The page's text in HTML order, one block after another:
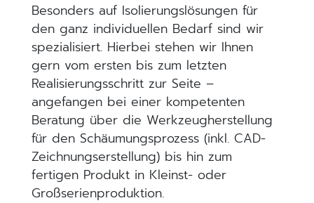
Besonders auf Isolierungslösungen für
den ganz individuellen Bedarf sind wir
spezialisiert. Hierbei stehen wir Ihnen
gern vom ersten bis zum letzten
Realisierungsschritt zur Seite –
angefangen bei einer kompetenten
Beratung über die Werkzeugherstellung
für den Schäumungsprozess (inkl. CAD-
Zeichnungserstellung) bis hin zum
fertigen Produkt in Kleinst- oder
Großserienproduktion.